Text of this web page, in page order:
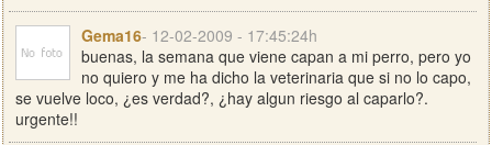
Gema16- 12-02-2009 - 17:45:24h
buenas, la semana que viene capan a mi perro, pero yo
no quiero y me ha dicho la veterinaria que si no lo capo,
se vuelve loco, ¿es verdad?, ¿hay algun riesgo al caparlo?.
urgente!!